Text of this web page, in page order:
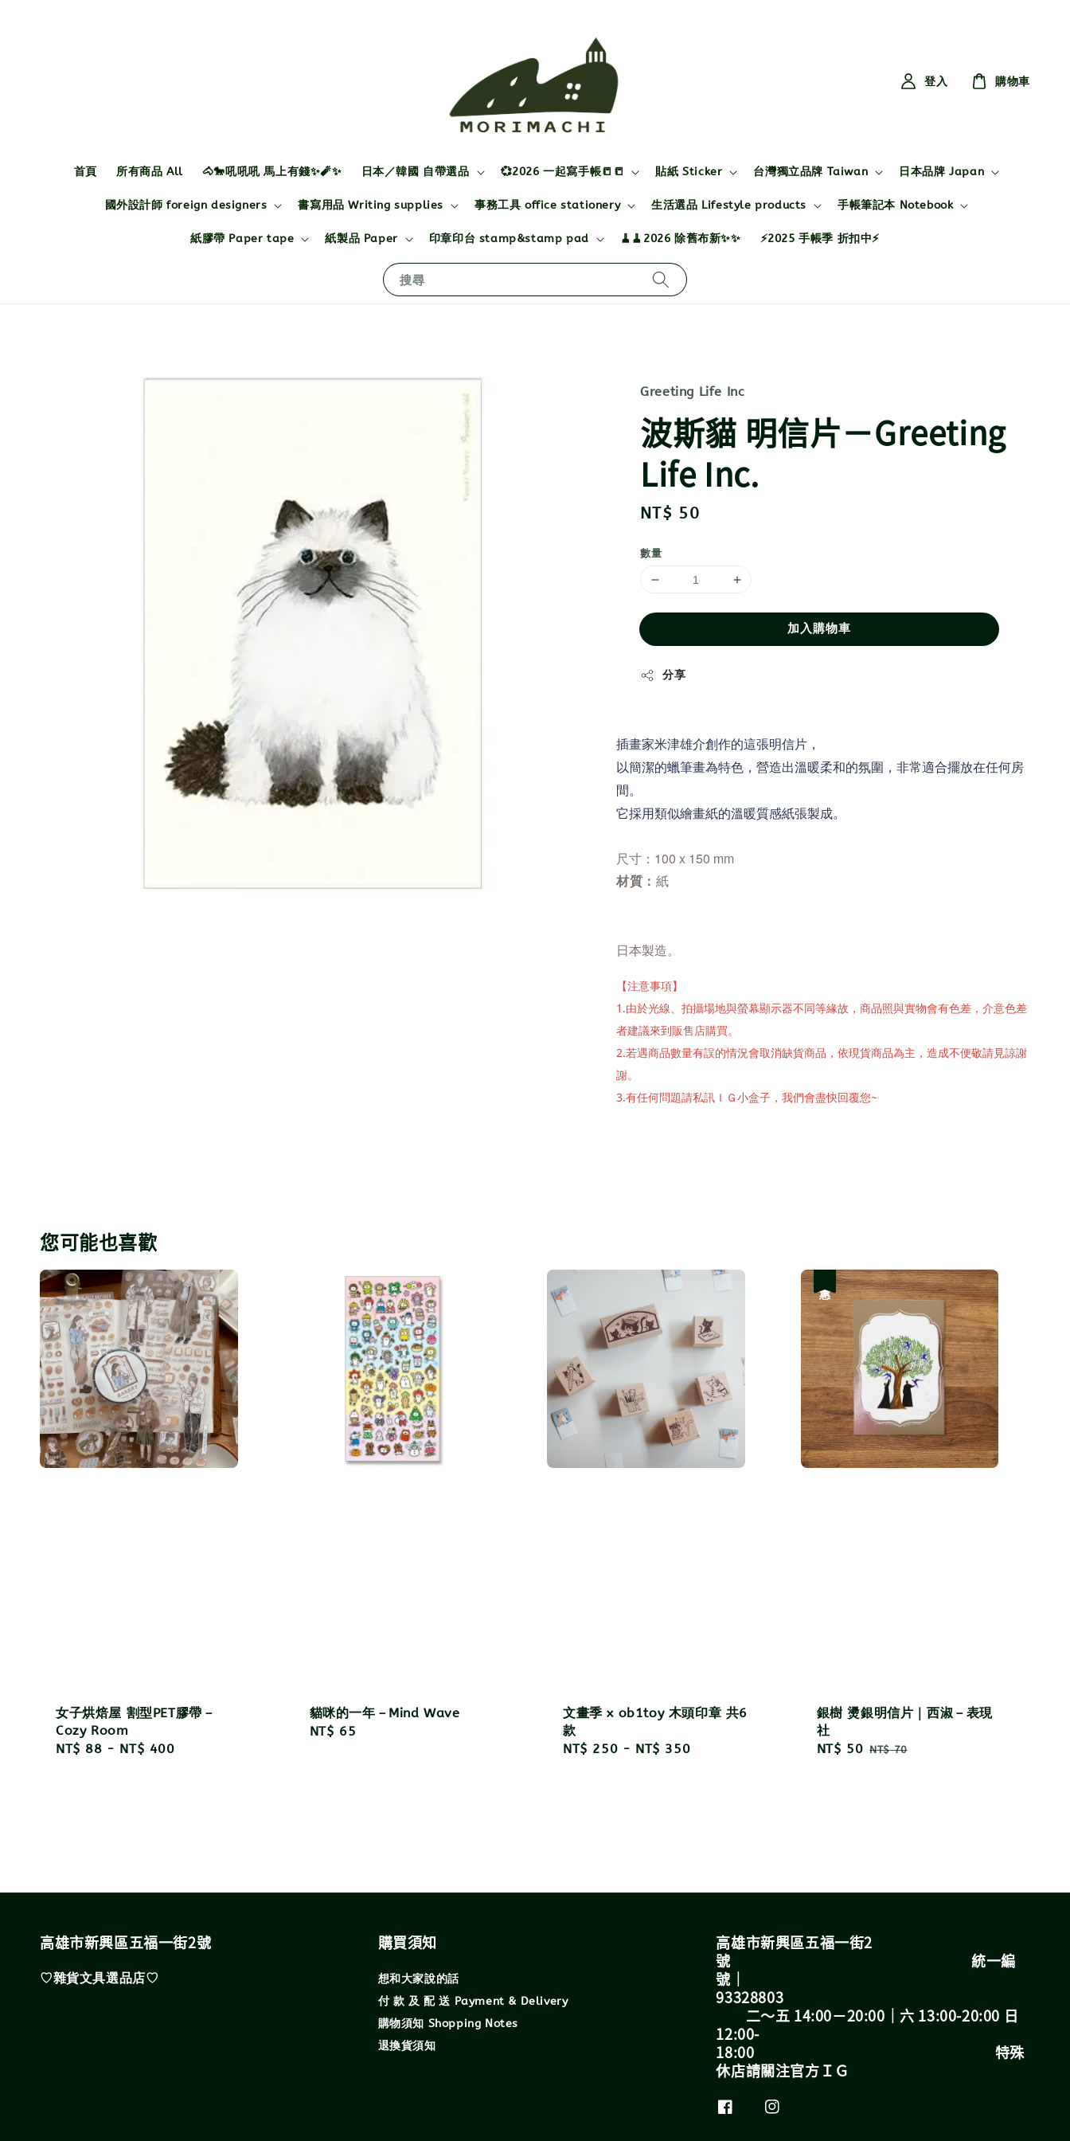
搜尋
首頁 所有商品 All 🐴🐎吼吼吼 馬上有錢✨🧨✨ 日本／韓國 自帶選品 💞2026 一起寫手帳📒📒 貼紙 Sticker 台灣獨立品牌 Taiwan 日本品牌 Japan
國外設計師 foreign designers 書寫用品 Writing supplies 事務工具 office stationery 生活選品 Lifestyle products 手帳筆記本 Notebook
紙膠帶 Paper tape 紙製品 Paper 印章印台 stamp&stamp pad 🧹🧹2026 除舊布新✨✨ ⚡2025 手帳季 折扣中⚡
登入 購物車
Greeting Life Inc
波斯貓 明信片－Greeting
Life Inc.
Regular
NT$ 50
數量
加入購物車
分享
插畫家米津雄介創作的這張明信片，
以簡潔的蠟筆畫為特色，營造出溫暖柔和的氛圍，非常適合擺放在任何房
間。
它採用類似繪畫紙的溫暖質感紙張製成。
尺寸：100 x 150 mm
材質： 紙
日本製造。
【注意事項】
1.由於光線、拍攝場地與螢幕顯示器不同等緣故，商品照與實物會有色差，介意色差
者建議來到販售店購買。
2.若遇商品數量有誤的情況會取消缺貨商品，依現貨商品為主，造成不便敬請見諒謝
謝。
3.有任何問題請私訊ＩＧ小盒子，我們會盡快回覆您~
您可能也喜歡
女子烘焙屋 割型PET膠帶－
Cozy Room
Regular
NT$ 88 - NT$ 400
貓咪的一年－Mind Wave
Regular
NT$ 65
文畫季 x ob1toy 木頭印章 共6
款
Regular
NT$ 250 - NT$ 350
銀樹 燙銀明信片｜西淑－表現
社
Sale
NT$ 50 Regular
NT$ 70
高雄市新興區五福一街2號
♡雜貨文具選品店♡
購買須知
想和大家說的話
付 款 及 配 送 Payment & Delivery
購物須知 Shopping Notes
退換貨須知
高雄市新興區五福一街2
號 統一編
號｜
93328803
二～五 14:00－20:00｜六 13:00-20:00 日
12:00-
18:00 特殊
休店請關注官方ＩＧ